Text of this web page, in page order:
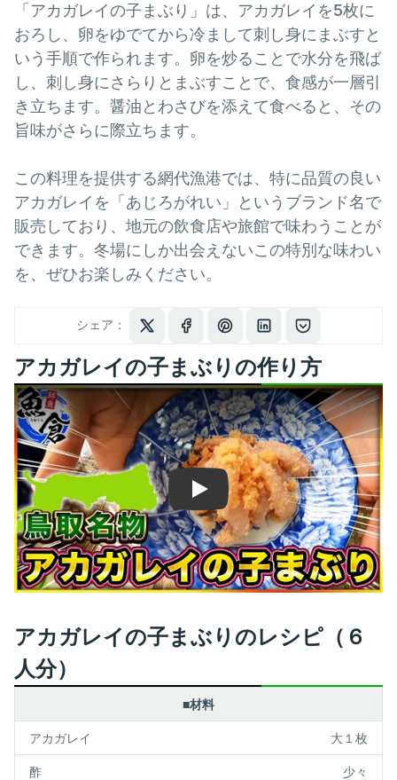
「アカガレイの子まぶり」は、アカガレイを5枚に
おろし、卵をゆでてから冷まして刺し身にまぶすと
いう手順で作られます。卵を炒ることで水分を飛ば
し、刺し身にさらりとまぶすことで、食感が一層引
き立ちます。醤油とわさびを添えて食べると、その
旨味がさらに際立ちます。
この料理を提供する網代漁港では、特に品質の良い
アカガレイを「あじろがれい」というブランド名で
販売しており、地元の飲食店や旅館で味わうことが
できます。冬場にしか出会えないこの特別な味わい
を、ぜひお楽しみください。
シェア：
アカガレイの子まぶりの作り方
Play
アカガレイの子まぶりのレシピ（６
人分）
■材料
アカガレイ 大１枚
酢 少々